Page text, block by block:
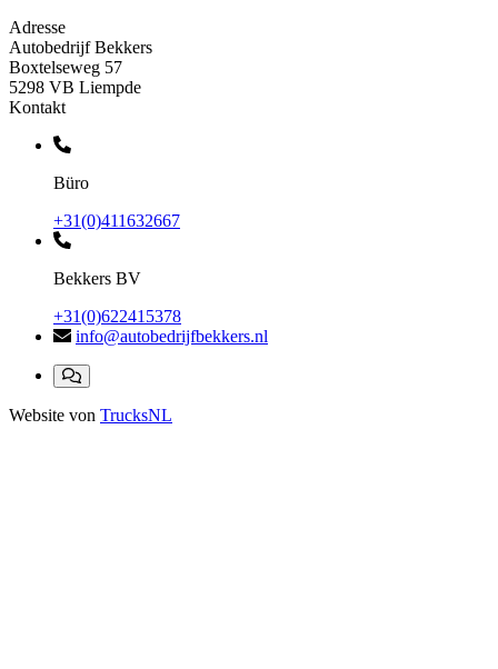
Adresse
Autobedrijf Bekkers
Boxtelseweg 57
5298 VB Liempde
Kontakt
Büro
+31(0)411632667
Bekkers BV
+31(0)622415378
info@autobedrijfbekkers.nl
Website von TrucksNL